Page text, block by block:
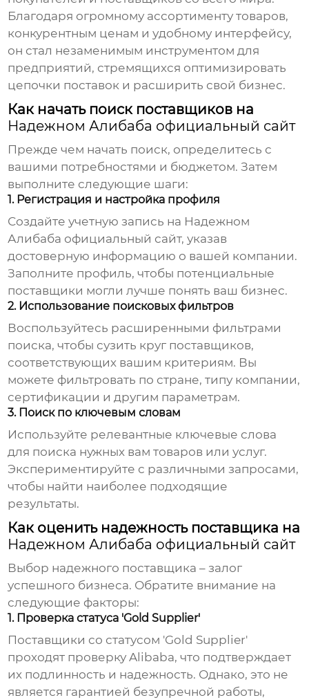
Благодаря огромному ассортименту товаров,
конкурентным ценам и удобному интерфейсу,
он стал незаменимым инструментом для
предприятий, стремящихся оптимизировать
цепочки поставок и расширить свой бизнес.
Как начать поиск поставщиков на
Надежном Алибаба официальный сайт
Прежде чем начать поиск, определитесь с
вашими потребностями и бюджетом. Затем
выполните следующие шаги:
1. Регистрация и настройка профиля
Создайте учетную запись на Надежном
Алибаба официальный сайт, указав
достоверную информацию о вашей компании.
Заполните профиль, чтобы потенциальные
поставщики могли лучше понять ваш бизнес.
2. Использование поисковых фильтров
Воспользуйтесь расширенными фильтрами
поиска, чтобы сузить круг поставщиков,
соответствующих вашим критериям. Вы
можете фильтровать по стране, типу компании,
сертификации и другим параметрам.
3. Поиск по ключевым словам
Используйте релевантные ключевые слова
для поиска нужных вам товаров или услуг.
Экспериментируйте с различными запросами,
чтобы найти наиболее подходящие
результаты.
Как оценить надежность поставщика на
Надежном Алибаба официальный сайт
Выбор надежного поставщика – залог
успешного бизнеса. Обратите внимание на
следующие факторы:
1. Проверка статуса 'Gold Supplier'
Поставщики со статусом 'Gold Supplier'
проходят проверку Alibaba, что подтверждает
их подлинность и надежность. Однако, это не
является гарантией безупречной работы,